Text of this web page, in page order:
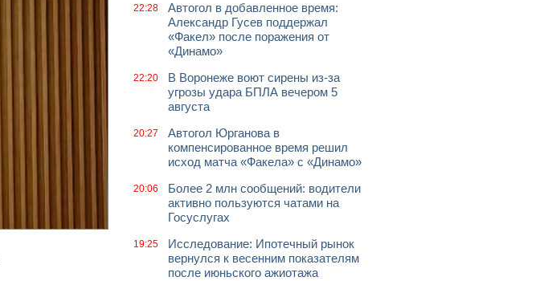
22:28
Автогол в добавленное время:
Александр Гусев поддержал
«Факел» после поражения от
«Динамо»
22:20
В Воронеже воют сирены из-за
угрозы удара БПЛА вечером 5
августа
20:27
Автогол Юрганова в
компенсированное время решил
исход матча «Факела» с «Динамо»
20:06
Более 2 млн сообщений: водители
активно пользуются чатами на
Госуслугах
19:25
Исследование: Ипотечный рынок
вернулся к весенним показателям
после июньского ажиотажа